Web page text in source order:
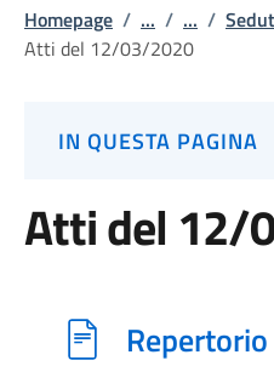
Homepage / ... / ... /
Atti del 12/03/2020
IN QUESTA PAGINA
Atti del 12/